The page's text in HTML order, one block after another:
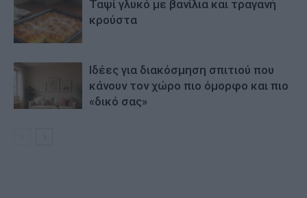
Ταψί γλυκό με βανίλια και τραγανή
κρούστα
Ιδέες για διακόσμηση σπιτιού που
κάνουν τον χώρο πιο όμορφο και πιο
«δικό σας»